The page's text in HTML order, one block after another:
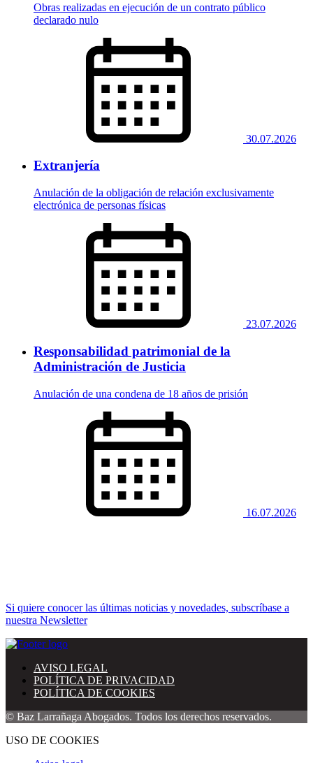
Obras realizadas en ejecución de un contrato público
declarado nulo
30.07.2026
Extranjería
Anulación de la obligación de relación exclusivamente
electrónica de personas físicas
23.07.2026
Responsabilidad patrimonial de la
Administración de Justicia
Anulación de una condena de 18 años de prisión
16.07.2026
Si quiere conocer las últimas noticias y novedades, subscríbase a
nuestra Newsletter
AVISO LEGAL
POLÍTICA DE PRIVACIDAD
POLÍTICA DE COOKIES
© Baz Larrañaga Abogados. Todos los derechos reservados.
USO DE COOKIES